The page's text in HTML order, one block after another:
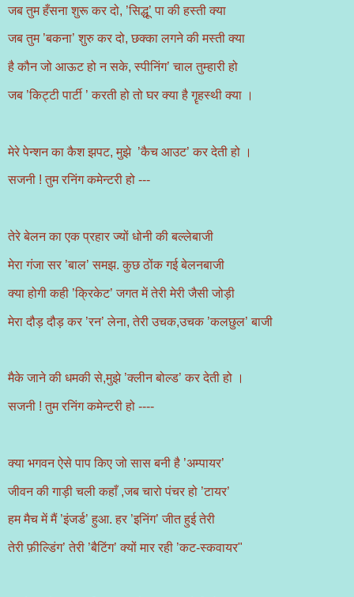
जब तुम हँसना शुरू कर दो, ’सिद्धू’ पा की हस्ती क्या
जब तुम ’बकना’ शुरु कर दो, छक्का लगने की मस्ती क्या
है कौन जो आऊट हो न सके, स्पीनिंग’ चाल तुम्हारी हो
जब ’किट्टी पार्टी ’ करती हो तो घर क्या है गॄहस्थी क्या ।
मेरे पेन्शन का कैश झपट, मुझे ’कैच आउट’ कर देती हो ।
सजनी ! तुम रनिंग कमेन्टरी हो ---
तेरे बेलन का एक प्रहार ज्यों धोनी की बल्लेबाजी
मेरा गंजा सर ’बाल’ समझ. कुछ ठोंक गई बेलनबाजी
क्या होगी कही ’क्रिकेट’ जगत में तेरी मेरी जैसी जोड़ी
मेरा दौड़ दौड़ कर ’रन’ लेना, तेरी उचक,उचक ’कलछुल’ बाजी
मैके जाने की धमकी से,मुझे ’क्लीन बोल्ड’ कर देती हो ।
सजनी ! तुम रनिंग कमेन्टरी हो ----
क्या भगवन ऐसे पाप किए जो सास बनी है ’अम्पायर’
जीवन की गाड़ी चली कहाँ ,जब चारो पंचर हो ’टायर’
हम मैच में मैं ’इंजर्ड’ हुआ. हर ’इनिंग’ जीत हुई तेरी
तेरी फ़ील्डिंग’ तेरी ’बैटिंग’ क्यों मार रही ’कट-स्कवायर"